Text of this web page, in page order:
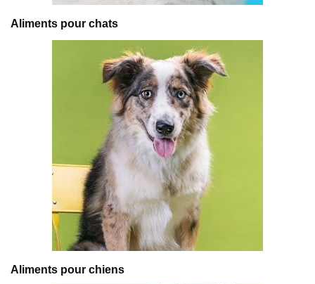
Aliments pour chats
Aliments pour chiens